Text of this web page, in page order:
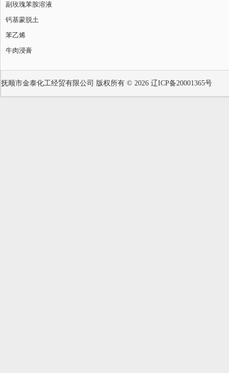
副玫瑰苯胺溶液
钙基蒙脱土
苯乙烯
牛肉浸膏
抚顺市金泰化工经贸有限公司 版权所有 © 2026 辽ICP备20001365号